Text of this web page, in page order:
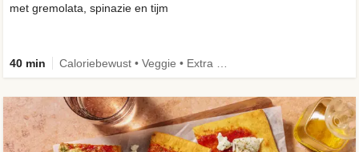
met gremolata, spinazie en tijm
40 min